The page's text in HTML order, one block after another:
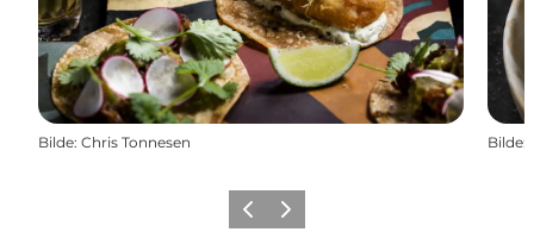
Bilde: Chris Tonnesen Bilde:
ForrigeNeste